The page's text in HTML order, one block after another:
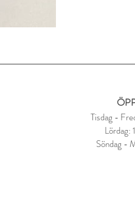
Tisdag -
Söndag -